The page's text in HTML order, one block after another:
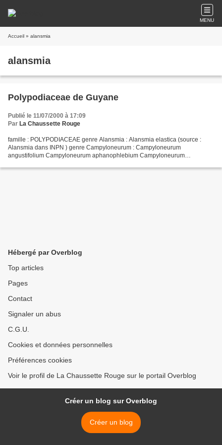
MENU
Accueil » alansmia
alansmia
Polypodiaceae de Guyane
Publié le 11/07/2000 à 17:09
Par La Chaussette Rouge
famille : POLYPODIACEAE genre Alansmia : Alansmia elastica (source :
Alansmia dans INPN ) genre Campyloneurum : Campyloneurum
angustifolium Campyloneurum aphanophlebium Campyloneurum
Campyloneurum...
Hébergé par Overblog
Top articles
Pages
Contact
Signaler un abus
C.G.U.
Cookies et données personnelles
Préférences cookies
Voir le profil de La Chaussette Rouge sur le portail Overblog
Créer un blog sur Overblog
Créer un blog